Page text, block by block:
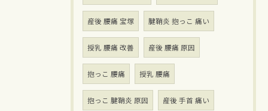
産後 腰痛 宝塚 腱鞘炎 抱っこ 痛い
授乳 腰痛 改善 産後 腰痛 原因
抱っこ 腰痛 授乳 腰痛
抱っこ 腱鞘炎 原因 産後 手首 痛い